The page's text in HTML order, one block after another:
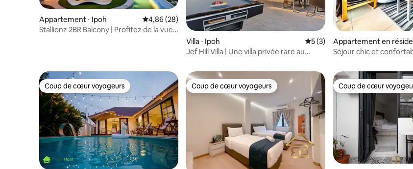
Appartement ⋅ Ipoh Évaluation moyenne sur la base de 28 commentaires : 4,86 sur 5
4,86 (28)
Stallionz 2BR Balcony | Profitez de la vue
Villa ⋅ Ipoh Évaluation moyenne sur la
5 (3)
Jef Hill Villa | Une villa privée rare au
Appartement en
Ipoh
Séjour chic et
Coup de cœur voyageurs
Coup de cœur voyageurs Coup de cœur voyageurs
Coup de cœur voyageurs Coup de cœur
Coup de cœur